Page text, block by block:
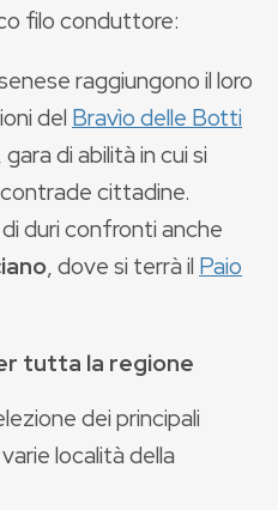
filo conduttore:
raggiungono il loro
del Bravìo delle Botti
gara di abilità in cui si
cittadine.
duri confronti anche
, dove si terrà il Paio
tutta la regione
dei principali
località della